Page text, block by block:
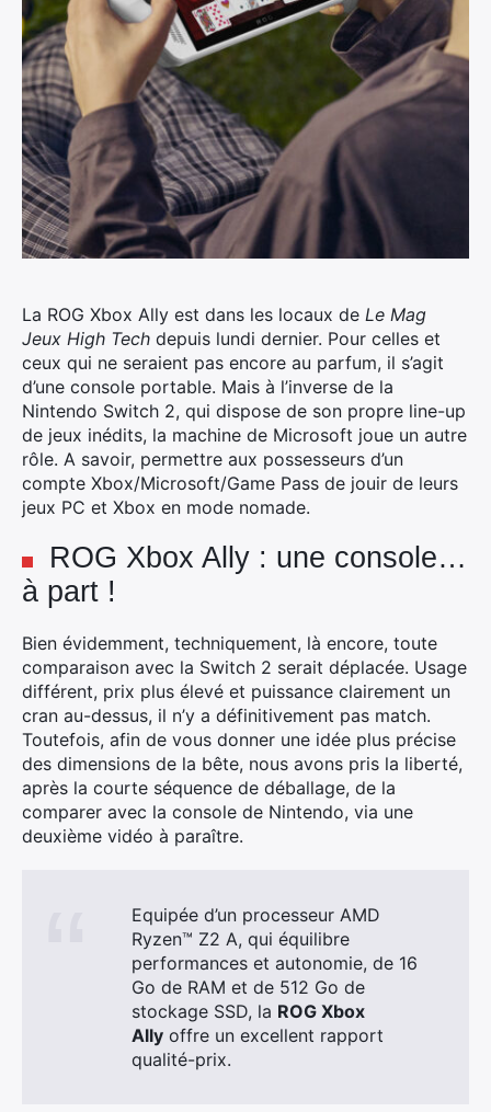
La ROG Xbox Ally est dans les locaux de Le Mag
Jeux High Tech depuis lundi dernier. Pour celles et
ceux qui ne seraient pas encore au parfum, il s’agit
d’une console portable. Mais à l’inverse de la
Nintendo Switch 2, qui dispose de son propre line-up
de jeux inédits, la machine de Microsoft joue un autre
rôle. A savoir, permettre aux possesseurs d’un
compte Xbox/Microsoft/Game Pass de jouir de leurs
jeux PC et Xbox en mode nomade.
ROG Xbox Ally : une console…
à part !
Bien évidemment, techniquement, là encore, toute
comparaison avec la Switch 2 serait déplacée. Usage
différent, prix plus élevé et puissance clairement un
cran au-dessus, il n’y a définitivement pas match.
Toutefois, afin de vous donner une idée plus précise
des dimensions de la bête, nous avons pris la liberté,
après la courte séquence de déballage, de la
comparer avec la console de Nintendo, via une
deuxième vidéo à paraître.
Equipée d’un processeur AMD
Ryzen™ Z2 A, qui équilibre
performances et autonomie, de 16
Go de RAM et de 512 Go de
stockage SSD, la ROG Xbox
Ally offre un excellent rapport
qualité-prix.